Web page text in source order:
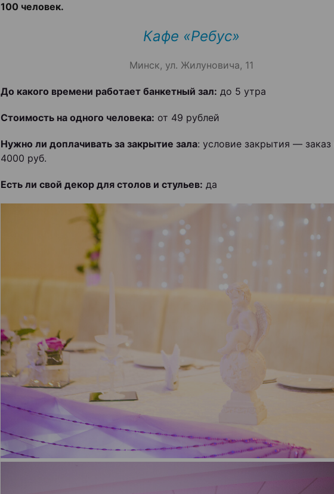
100 человек.
Кафе «Ребус»
Минск, ул. Жилуновича, 11
До какого времени работает банкетный зал: до 5 утра
Стоимость на одного человека: от 49 рублей
Нужно ли доплачивать за закрытие зала: условие закрытия —
4000 руб.
Есть ли свой декор для столов и стульев: да